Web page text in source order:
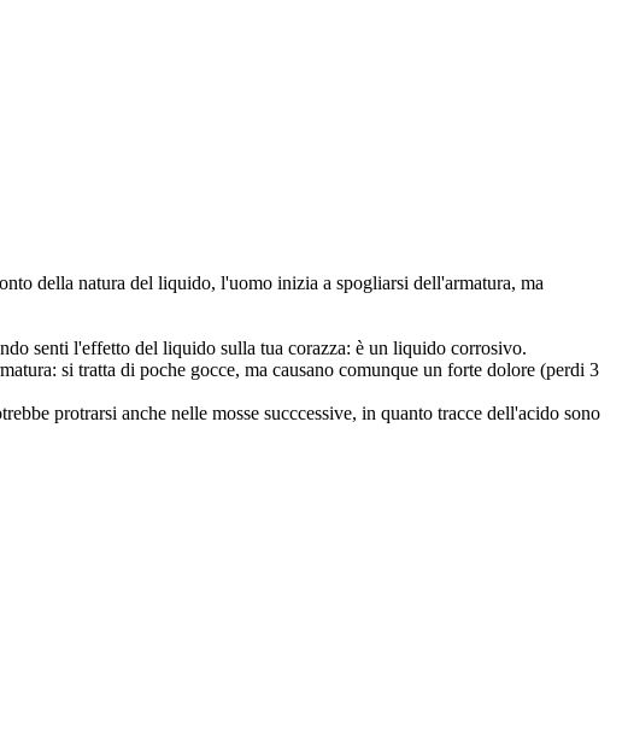
della natura del liquido, l'uomo inizia a spogliarsi dell'armatura, ma
senti l'effetto del liquido sulla tua corazza: è un liquido corrosivo.
si tratta di poche gocce, ma causano comunque un forte dolore (perdi 3
protrarsi anche nelle mosse succcessive, in quanto tracce dell'acido sono